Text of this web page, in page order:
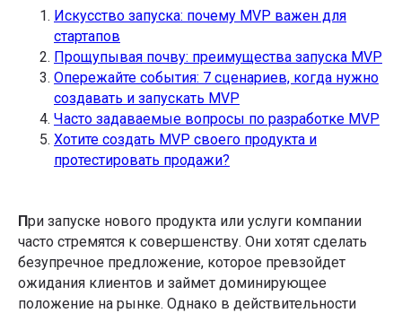
Искусство запуска: почему MVP важен для
стартапов
Прощупывая почву: преимущества запуска MVP
Опережайте события: 7 сценариев, когда нужно
создавать и запускать MVP
Часто задаваемые вопросы по разработке MVP
Хотите создать MVP своего продукта и
протестировать продажи?
При запуске нового продукта или услуги компании
часто стремятся к совершенству. Они хотят сделать
безупречное предложение, которое превзойдет
ожидания клиентов и займет доминирующее
положение на рынке. Однако в действительности